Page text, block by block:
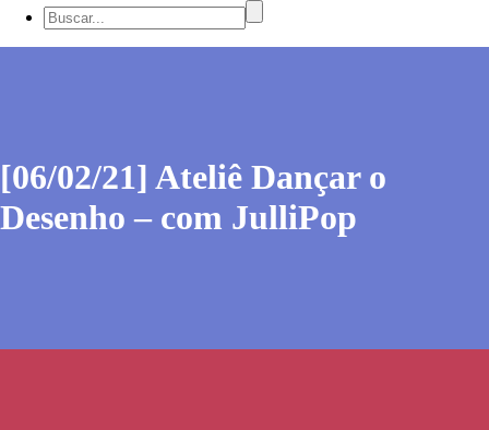
[06/02/21] Ateliê Dançar o
Desenho – com JulliPop